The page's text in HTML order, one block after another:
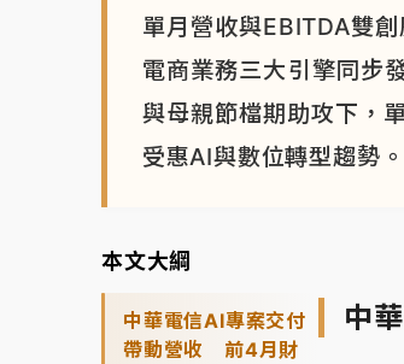
單月營收與EBITDA雙
電商業務三大引擎同步
與母親節檔期助攻下，
受惠AI與數位轉型趨勢。
本文大綱
中華電信AI專案交付
帶動營收 前4月財
中